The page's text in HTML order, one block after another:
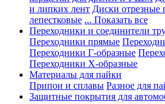
и липких лент Диски отрезные
лепестковые ... Показать все
Переходники и соединители
Переходники прямые
Переходники Г-образные
Переходники Х-образные
Материалы для пайки
Припои и сплавы Разное для
Защитные покрытия для